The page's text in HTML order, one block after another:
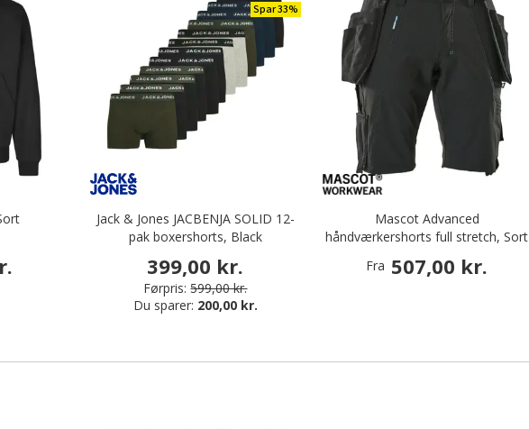
Spar 33%
Jack & Jones JACBENJA SOLID 12-
pak boxershorts, Black
399,00 kr.
Førpris: 599,00 kr.
Du sparer: 200,00 kr.
Mascot Advanced
håndværkershorts full stretch, Sort
Fra 507,00 kr.